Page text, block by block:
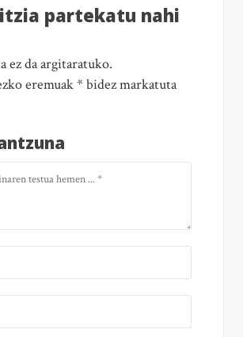
partekatu nahi
ez da argitaratuko.
eremuak * bidez markatuta